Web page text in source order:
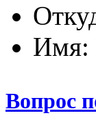
Имя:
Вопрос